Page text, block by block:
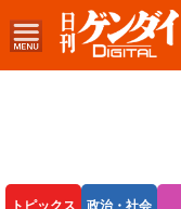
トピックス 政治・社会